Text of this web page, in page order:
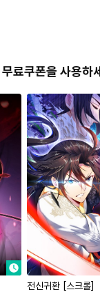
무료쿠폰을 사용하
전신귀환 [스크롤]